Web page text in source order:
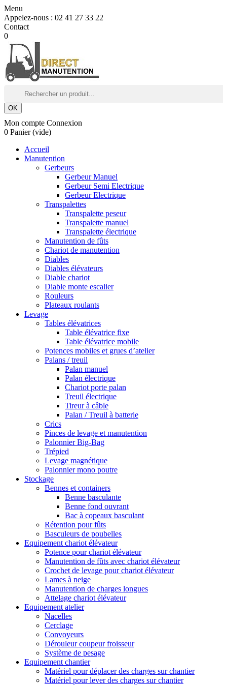
Menu
Appelez-nous : 02 41 27 33 22
Contact
0
OK
Mon compte Connexion
0 Panier (vide)
Accueil
Manutention
Gerbeurs
Gerbeur Manuel
Gerbeur Semi Electrique
Gerbeur Electrique
Transpalettes
Transpalette peseur
Transpalette manuel
Transpalette électrique
Manutention de fûts
Chariot de manutention
Diables
Diables élévateurs
Diable chariot
Diable monte escalier
Rouleurs
Plateaux roulants
Levage
Tables élévatrices
Table élévatrice fixe
Table élévatrice mobile
Potences mobiles et grues d’atelier
Palans / treuil
Palan manuel
Palan électrique
Chariot porte palan
Treuil électrique
Tireur à câble
Palan / Treuil à batterie
Crics
Pinces de levage et manutention
Palonnier Big-Bag
Trépied
Levage magnétique
Palonnier mono poutre
Stockage
Bennes et containers
Benne basculante
Benne fond ouvrant
Bac à copeaux basculant
Rétention pour fûts
Basculeurs de poubelles
Equipement chariot élévateur
Potence pour chariot élévateur
Manutention de fûts avec chariot élévateur
Crochet de levage pour chariot élévateur
Lames à neige
Manutention de charges longues
Attelage chariot élévateur
Equipement atelier
Nacelles
Cerclage
Convoyeurs
Dérouleur coupeur froisseur
Système de pesage
Equipement chantier
Matériel pour déplacer des charges sur chantier
Matériel pour lever des charges sur chantier